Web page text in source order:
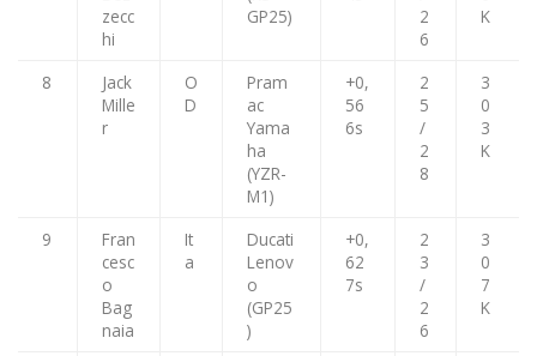
zecc
hi
GP25)
2
6
K
8
Jack
Mille
r
O
D
Pram
ac
Yama
ha
(YZR-
M1)
+0,
56
6s
2
5
/
2
8
3
0
3
K
9
Fran
cesc
o
Bag
naia
It
a
Ducati
Lenov
o
(GP25
)
+0,
62
7s
2
3
/
2
6
3
0
7
K